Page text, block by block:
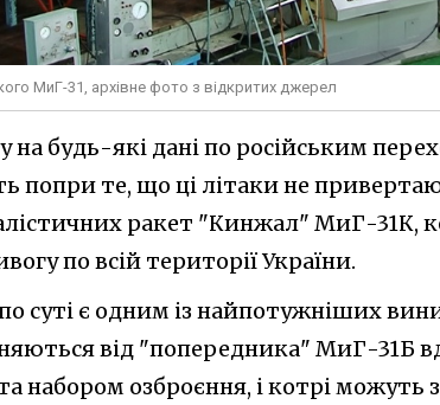
МиГ-31, архівне фото з відкритих джерел
на будь-які дані по російським
попри те, що ці літаки не
ракет "Кинжал" МиГ-31К,
по всій території України.
суті є одним із найпотужніших
від "попередника" МиГ-31Б
набором озброєння, і котрі можуть